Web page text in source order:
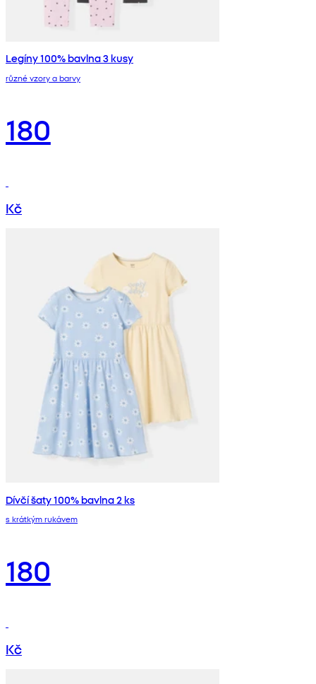
Legíny 100% bavlna 3 kusy
různé vzory a barvy
180
Kč
Dívčí šaty 100% bavlna 2 ks
s krátkým rukávem
180
Kč